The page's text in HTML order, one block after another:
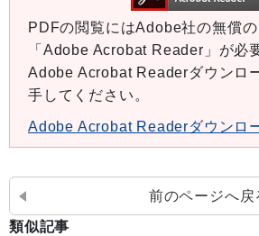
PDFの閲覧にはAdobe社の無償
「Adobe Acrobat Reader」が必
Adobe Acrobat Readerダウンロ
手してください。
Adobe Acrobat Readerダウンロ
前のページへ戻
類似記事